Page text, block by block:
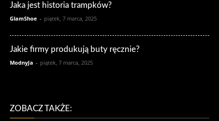
Jaka jest historia trampków?
GlamShoe - piątek, 7 marca, 2025
Jakie firmy produkują buty ręcznie?
ModnyJa - piątek, 7 marca, 2025
ZOBACZ TAKŻE: